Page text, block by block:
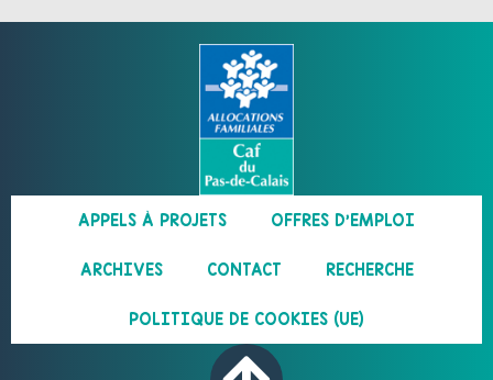
APPELS À PROJETS OFFRES D’EMPLOI
ARCHIVES CONTACT RECHERCHE
POLITIQUE DE COOKIES (UE)